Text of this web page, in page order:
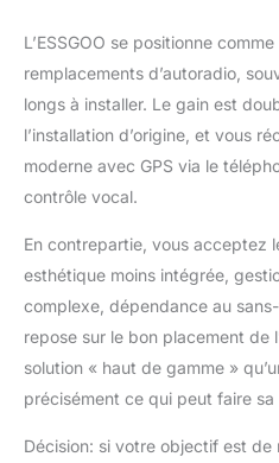
L’ESSGOO se positionne
remplacements d’autoradio,
longs à installer. Le gain est
l’installation d’origine, et vous
moderne avec GPS via le
contrôle vocal.
En contrepartie, vous acceptez
esthétique moins intégrée,
complexe, dépendance au
repose sur le bon placement de
solution « haut de gamme »
précisément ce qui peut faire
Décision: si votre objectif est